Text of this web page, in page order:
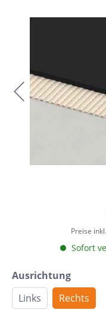
Preise
Sofort
Ausrichtung
Links
Rechts